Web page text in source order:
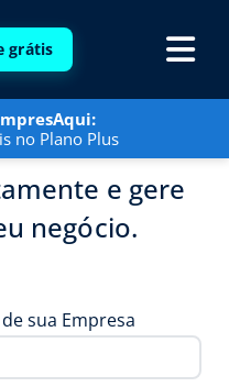
grátis
no Plano Plus
e gere
negócio.
sua Empresa